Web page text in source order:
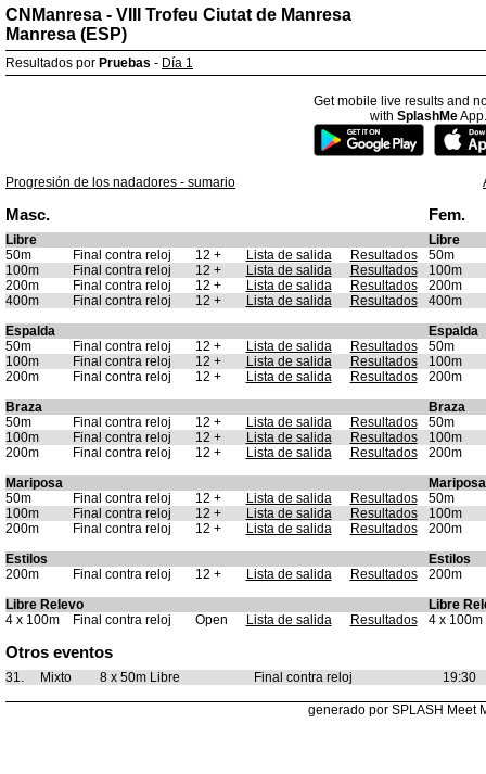
CNManresa - VIII Trofeu Ciutat de Manresa
Manresa (ESP)
Resultados por Pruebas - Día 1
Get mobile live results and
with SplashMeApp.
Progresión de los nadadores - sumario
Masc. Fem.
Libre
Libre
50m
Final contra reloj 12 + Lista de salida Resultados
50m
100m
Final contra reloj 12 + Lista de salida Resultados
100m
200m
Final contra reloj 12 + Lista de salida Resultados
200m
400m
Final contra reloj 12 + Lista de salida Resultados
400m
Espalda
Espalda
50m
Final contra reloj 12 + Lista de salida Resultados
50m
100m
Final contra reloj 12 + Lista de salida Resultados
100m
200m
Final contra reloj 12 + Lista de salida Resultados
200m
Braza
Braza
50m
Final contra reloj 12 + Lista de salida Resultados
50m
100m
Final contra reloj 12 + Lista de salida Resultados
100m
200m
Final contra reloj 12 + Lista de salida Resultados
200m
Mariposa
Mariposa
50m
Final contra reloj 12 + Lista de salida Resultados
50m
100m
Final contra reloj 12 + Lista de salida Resultados
100m
200m
Final contra reloj 12 + Lista de salida Resultados
200m
Estilos
Estilos
200m
Final contra reloj 12 + Lista de salida Resultados
200m
Libre Relevo
Libre
4 x 100m
Final contra reloj Open Lista de salida Resultados 4 x 100m
Otros eventos
31. Mixto 8 x 50m Libre Final contra reloj 19:30
generado por SPLASH Meet